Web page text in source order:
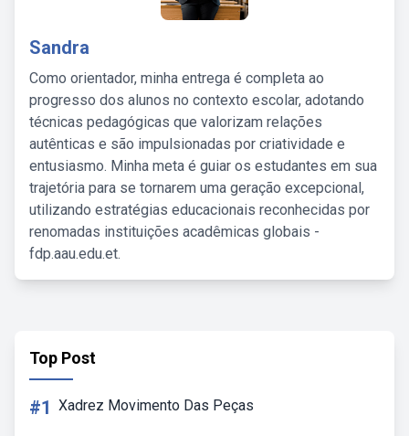
Sandra
Como orientador, minha entrega é completa ao
progresso dos alunos no contexto escolar, adotando
técnicas pedagógicas que valorizam relações
autênticas e são impulsionadas por criatividade e
entusiasmo. Minha meta é guiar os estudantes em sua
trajetória para se tornarem uma geração excepcional,
utilizando estratégias educacionais reconhecidas por
renomadas instituições acadêmicas globais -
fdp.aau.edu.et.
Top Post
#1 Xadrez Movimento Das Peças